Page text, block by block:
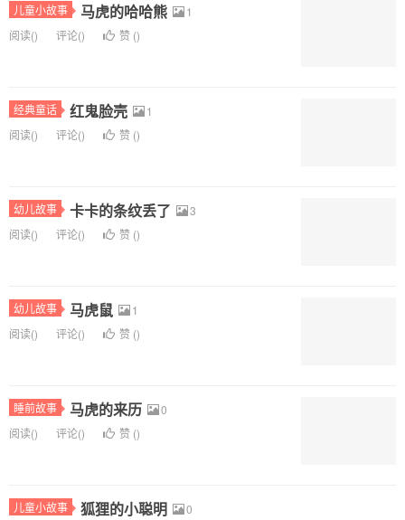
儿童小故事 马虎的哈哈熊
1
阅读() 评论() 赞 ()
经典童话 红鬼脸壳
1
阅读() 评论() 赞 ()
幼儿故事 卡卡的条纹丢了
3
阅读() 评论() 赞 ()
幼儿故事 马虎鼠
1
阅读() 评论() 赞 ()
睡前故事 马虎的来历
0
阅读() 评论() 赞 ()
儿童小故事 狐狸的小聪明
0